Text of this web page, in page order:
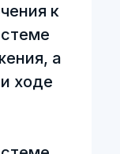
к
а
ходе